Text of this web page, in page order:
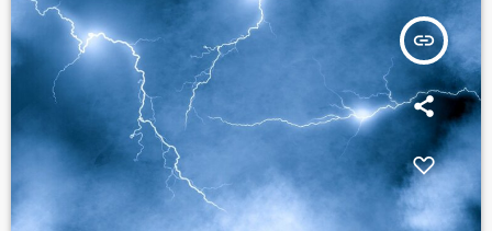
insert_link